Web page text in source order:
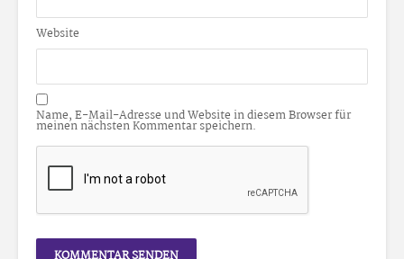
Website
Name, E-Mail-Adresse und Website in diesem Browser für
meinen nächsten Kommentar speichern.